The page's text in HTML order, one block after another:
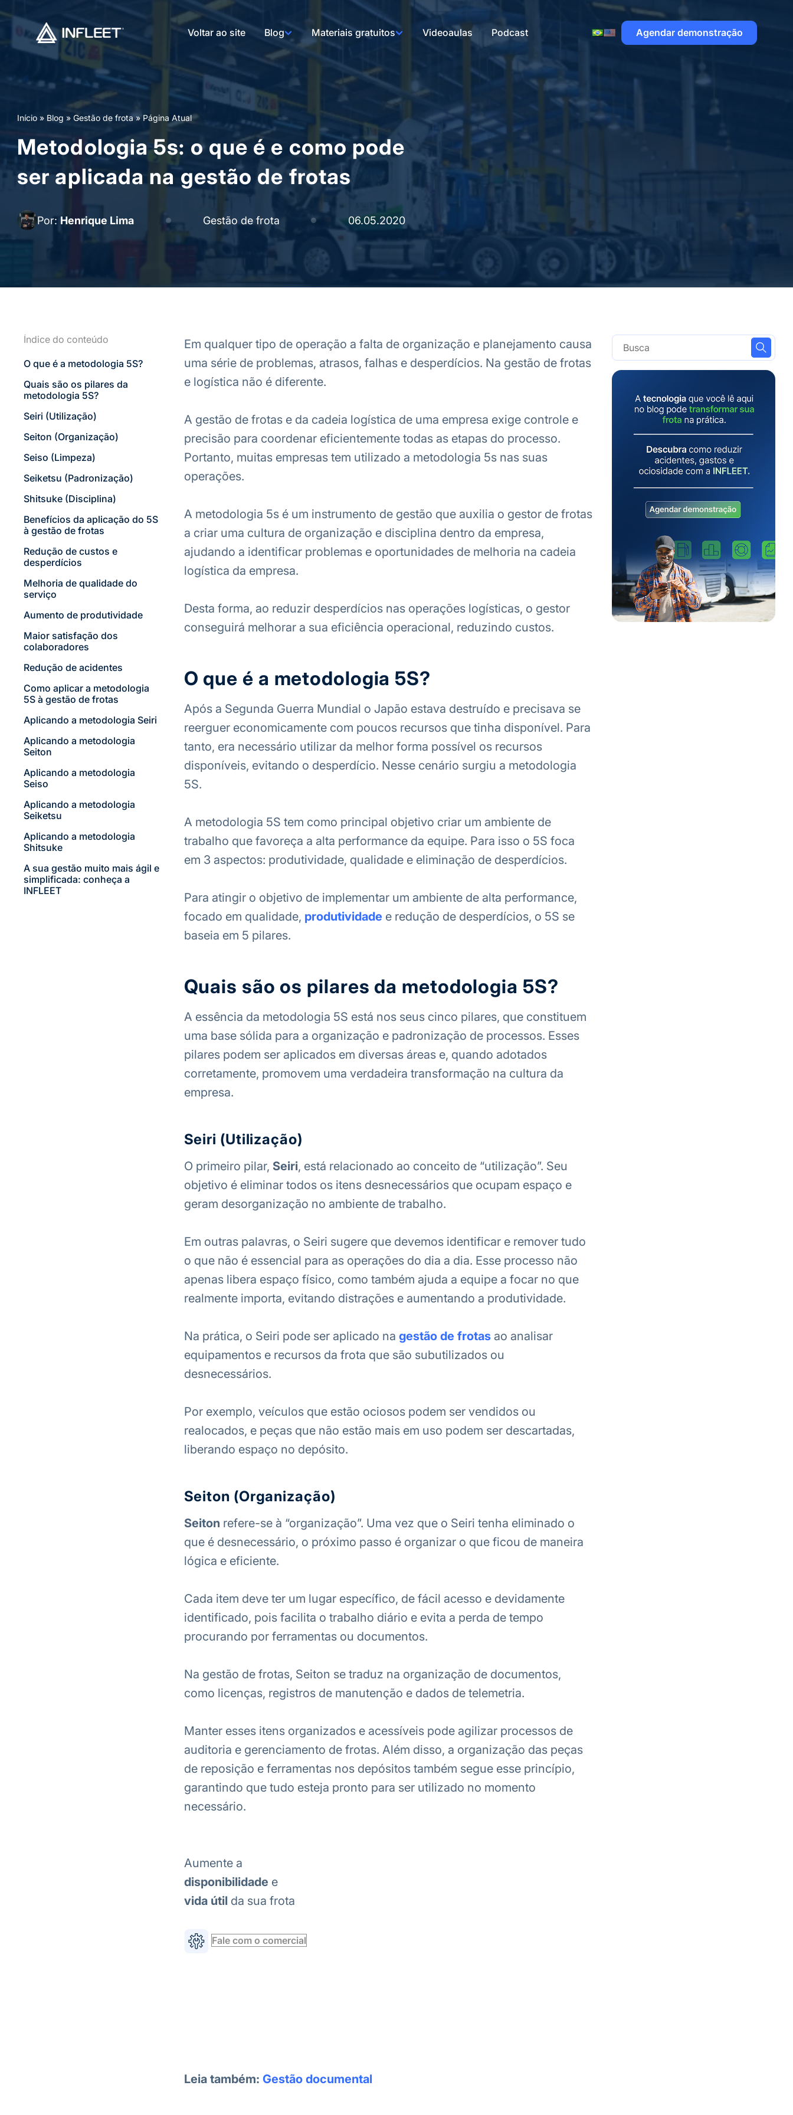
Voltar ao site Blog Materiais gratuitos Videoaulas Podcast Agendar demonstração
Início » Blog » Gestão de frota»Página Atual
Metodologia 5s: o que é e como pode
ser aplicada na gestão de frotas
Por: Henrique Lima Gestão de frota 06.05.2020
Índice do conteúdo
O que é a metodologia 5S?
Quais são os pilares da
metodologia 5S?
Seiri (Utilização)
Seiton (Organização)
Seiso (Limpeza)
Seiketsu (Padronização)
Shitsuke (Disciplina)
Benefícios da aplicação do 5S
à gestão de frotas
Redução de custos e
desperdícios
Melhoria de qualidade do
serviço
Aumento de produtividade
Maior satisfação dos
colaboradores
Redução de acidentes
Como aplicar a metodologia
5S à gestão de frotas
Aplicando a metodologia Seiri
Aplicando a metodologia
Seiton
Aplicando a metodologia
Seiso
Aplicando a metodologia
Seiketsu
Aplicando a metodologia
Shitsuke
A sua gestão muito mais ágil e
simplificada: conheça a
INFLEET
Em qualquer tipo de operação a falta de organização e planejamento causa
uma série de problemas, atrasos, falhas e desperdícios. Na gestão de frotas
e logística não é diferente.
A gestão de frotas e da cadeia logística de uma empresa exige controle e
precisão para coordenar eficientemente todas as etapas do processo.
Portanto, muitas empresas tem utilizado a metodologia 5s nas suas
operações.
A metodologia 5s é um instrumento de gestão que auxilia o gestor de frotas
a criar uma cultura de organização e disciplina dentro da empresa,
ajudando a identificar problemas e oportunidades de melhoria na cadeia
logística da empresa.
Desta forma, ao reduzir desperdícios nas operações logísticas, o gestor
conseguirá melhorar a sua eficiência operacional, reduzindo custos.
O que é a metodologia 5S?
Após a Segunda Guerra Mundial o Japão estava destruído e precisava se
reerguer economicamente com poucos recursos que tinha disponível. Para
tanto, era necessário utilizar da melhor forma possível os recursos
disponíveis, evitando o desperdício. Nesse cenário surgiu a metodologia
5S.
A metodologia 5S tem como principal objetivo criar um ambiente de
trabalho que favoreça a alta performance da equipe. Para isso o 5S foca
em 3 aspectos: produtividade, qualidade e eliminação de desperdícios.
Para atingir o objetivo de implementar um ambiente de alta performance,
focado em qualidade, produtividade e redução de desperdícios, o 5S se
baseia em 5 pilares.
Quais são os pilares da metodologia 5S?
A essência da metodologia 5S está nos seus cinco pilares, que constituem
uma base sólida para a organização e padronização de processos. Esses
pilares podem ser aplicados em diversas áreas e, quando adotados
corretamente, promovem uma verdadeira transformação na cultura da
empresa.
Seiri (Utilização)
O primeiro pilar, Seiri, está relacionado ao conceito de “utilização”. Seu
objetivo é eliminar todos os itens desnecessários que ocupam espaço e
geram desorganização no ambiente de trabalho.
Em outras palavras, o Seiri sugere que devemos identificar e remover tudo
o que não é essencial para as operações do dia a dia. Esse processo não
apenas libera espaço físico, como também ajuda a equipe a focar no que
realmente importa, evitando distrações e aumentando a produtividade.
Na prática, o Seiri pode ser aplicado na gestão de frotasao analisar
equipamentos e recursos da frota que são subutilizados ou
desnecessários.
Por exemplo, veículos que estão ociosos podem ser vendidos ou
realocados, e peças que não estão mais em uso podem ser descartadas,
liberando espaço no depósito.
Seiton (Organização)
Seiton refere-se à “organização”. Uma vez que o Seiri tenha eliminado o
que é desnecessário, o próximo passo é organizar o que ficou de maneira
lógica e eficiente.
Cada item deve ter um lugar específico, de fácil acesso e devidamente
identificado, pois facilita o trabalho diário e evita a perda de tempo
procurando por ferramentas ou documentos.
Na gestão de frotas, Seiton se traduz na organização de documentos,
como licenças, registros de manutenção e dados de telemetria.
Manter esses itens organizados e acessíveis pode agilizar processos de
auditoria e gerenciamento de frotas. Além disso, a organização das peças
de reposição e ferramentas nos depósitos também segue esse princípio,
garantindo que tudo esteja pronto para ser utilizado no momento
necessário.
Aumente a
disponibilidade e
vida útil da sua frota
Fale com o comercial
Leia também: Gestão documental